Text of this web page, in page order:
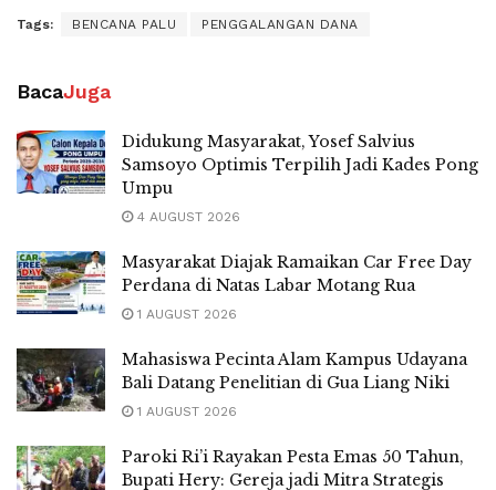
Tags: BENCANA PALU PENGGALANGAN DANA
BacaJuga
Didukung Masyarakat, Yosef Salvius
Samsoyo Optimis Terpilih Jadi Kades Pong
Umpu
4 AUGUST 2026
Masyarakat Diajak Ramaikan Car Free Day
Perdana di Natas Labar Motang Rua
1 AUGUST 2026
Mahasiswa Pecinta Alam Kampus Udayana
Bali Datang Penelitian di Gua Liang Niki
1 AUGUST 2026
Paroki Ri’i Rayakan Pesta Emas 50 Tahun,
Bupati Hery: Gereja jadi Mitra Strategis